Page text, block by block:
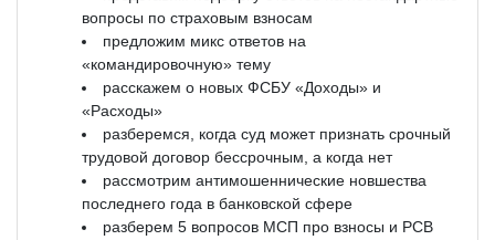
вопросы по страховым взносам
предложим микс ответов на
«командировочную» тему
расскажем о новых ФСБУ «Доходы» и
«Расходы»
разберемся, когда суд может признать срочный
трудовой договор бессрочным, а когда нет
рассмотрим антимошеннические новшества
последнего года в банковской сфере
разберем 5 вопросов МСП про взносы и РСВ